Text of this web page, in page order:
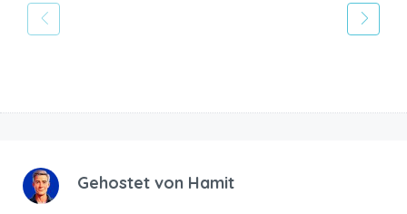
Gehostet von Hamit